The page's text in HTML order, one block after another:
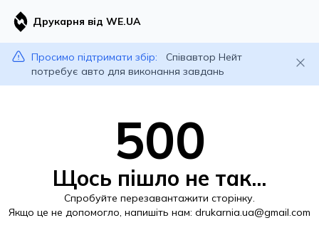
Друкарня від WE.UA
Просимо підтримати збір:
Співавтор Нейт
потребує авто для виконання завдань
500
Щось пішло не так...
Спробуйте перезавантажити сторінку.
Якщо це не допомогло, напишіть нам: drukarnia.ua@gmail.com